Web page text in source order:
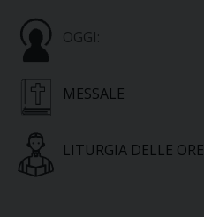
OGGI:
MESSALE
LITURGIA DELLE ORE